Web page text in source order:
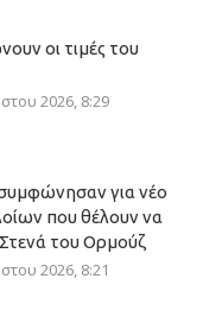
οι τιμές του
2026, 8:29
για νέο
που θέλουν να
του Ορμούζ
2026, 8:21